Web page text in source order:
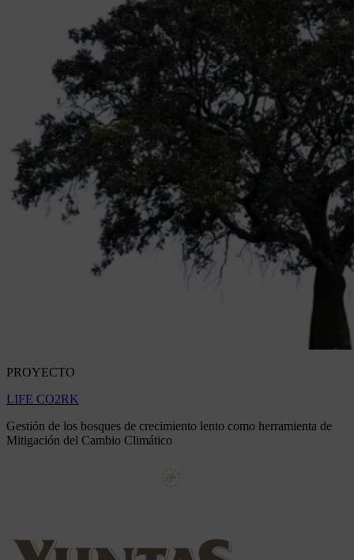
PROYECTO
LIFE CO2RK
Gestión de los bosques de crecimiento lento como herramienta de
Mitigación del Cambio Climático